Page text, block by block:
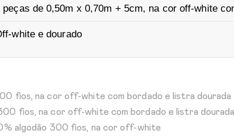
peças de 0,50m x 0,70m + 5cm, na cor off-white
white e dourado
fios, na cor off-white com bordado e listra dourada
fios, na cor off-white com bordado e listra dourada
algodão 300 fios, na cor off-white